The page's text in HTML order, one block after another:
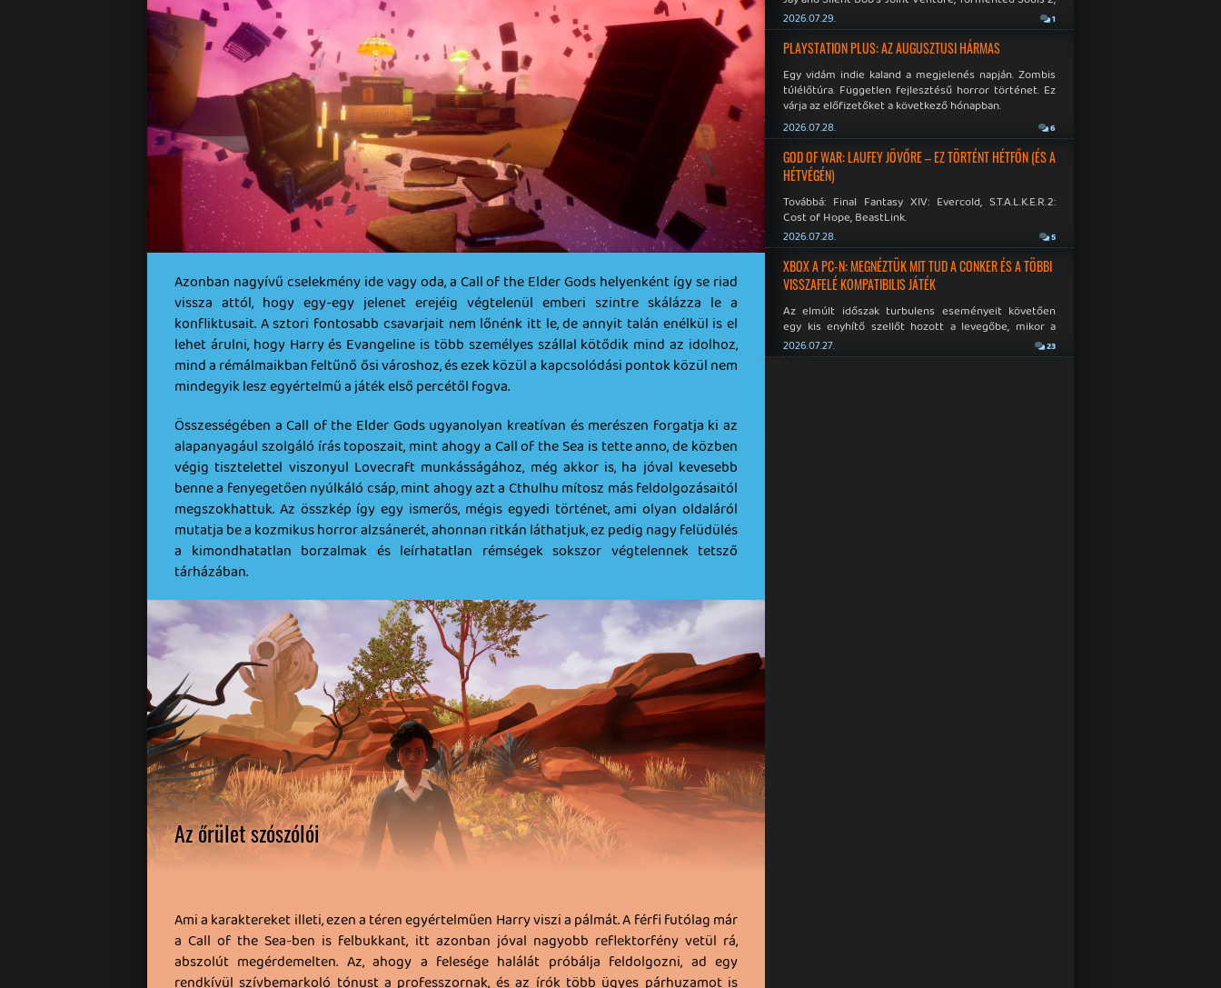
Azonban nagyívű cselekmény ide vagy oda, a Call of the Elder Gods helyenként így se riad
vissza attól, hogy egy-egy jelenet erejéig végtelenül emberi szintre skálázza le a
konfliktusait. A sztori fontosabb csavarjait nem lőnénk itt le, de annyit talán enélkül is el
lehet árulni, hogy Harry és Evangeline is több személyes szállal kötődik mind az idolhoz,
mind a rémálmaikban feltűnő ősi városhoz, és ezek közül a kapcsolódási pontok közül nem
mindegyik lesz egyértelmű a játék első percétől fogva.
Összességében a Call of the Elder Gods ugyanolyan kreatívan és merészen forgatja ki az
alapanyagául szolgáló írás toposzait, mint ahogy a Call of the Sea is tette anno, de közben
végig tisztelettel viszonyul Lovecraft munkásságához, még akkor is, ha jóval kevesebb
benne a fenyegetően nyúlkáló csáp, mint ahogy azt a Cthulhu mítosz más feldolgozásaitól
megszokhattuk. Az összkép így egy ismerős, mégis egyedi történet, ami olyan oldaláról
mutatja be a kozmikus horror alzsánerét, ahonnan ritkán láthatjuk, ez pedig nagy felüdülés
a kimondhatatlan borzalmak és leírhatatlan rémségek sokszor végtelennek tetsző
tárházában.
Az őrület szószólói
Ami a karaktereket illeti, ezen a téren egyértelműen Harry viszi a pálmát. A férfi futólag már
a Call of the Sea-ben is felbukkant, itt azonban jóval nagyobb reflektorfény vetül rá,
abszolút megérdemelten. Az, ahogy a felesége halálát próbálja feldolgozni, ad egy
rendkívül szívbemarkoló tónust a professzornak, és az írók több ügyes párhuzamot is
No More Room in Hell, Slain 2: The Beast Within.
2026.07.29. 1
PLAYSTATION PLUS: AZ AUGUSZTUSI HÁRMAS
Egy vidám indie kaland a megjelenés napján. Zombis
túlélőtúra. Független fejlesztésű horror történet. Ez
várja az előfizetőket a következő hónapban.
2026.07.28. 6
GOD OF WAR: LAUFEY JÖVŐRE – EZ TÖRTÉNT HÉTFŐN (ÉS A
HÉTVÉGÉN)
Továbbá: Final Fantasy XIV: Evercold, S.T.A.L.K.E.R.2:
Cost of Hope, BeastLink.
2026.07.28. 5
XBOX A PC-N: MEGNÉZTÜK MIT TUD A CONKER ÉS A TÖBBI
VISSZAFELÉ KOMPATIBILIS JÁTÉK
Az elmúlt időszak turbulens eseményeit követően
egy kis enyhítő szellőt hozott a levegőbe, mikor a
Microsoft bejelentette, hogy PC-re is kiterjesztik az
Xbox Original visszafelé kompatibilitást. Lássuk,
2026.07.27. 23